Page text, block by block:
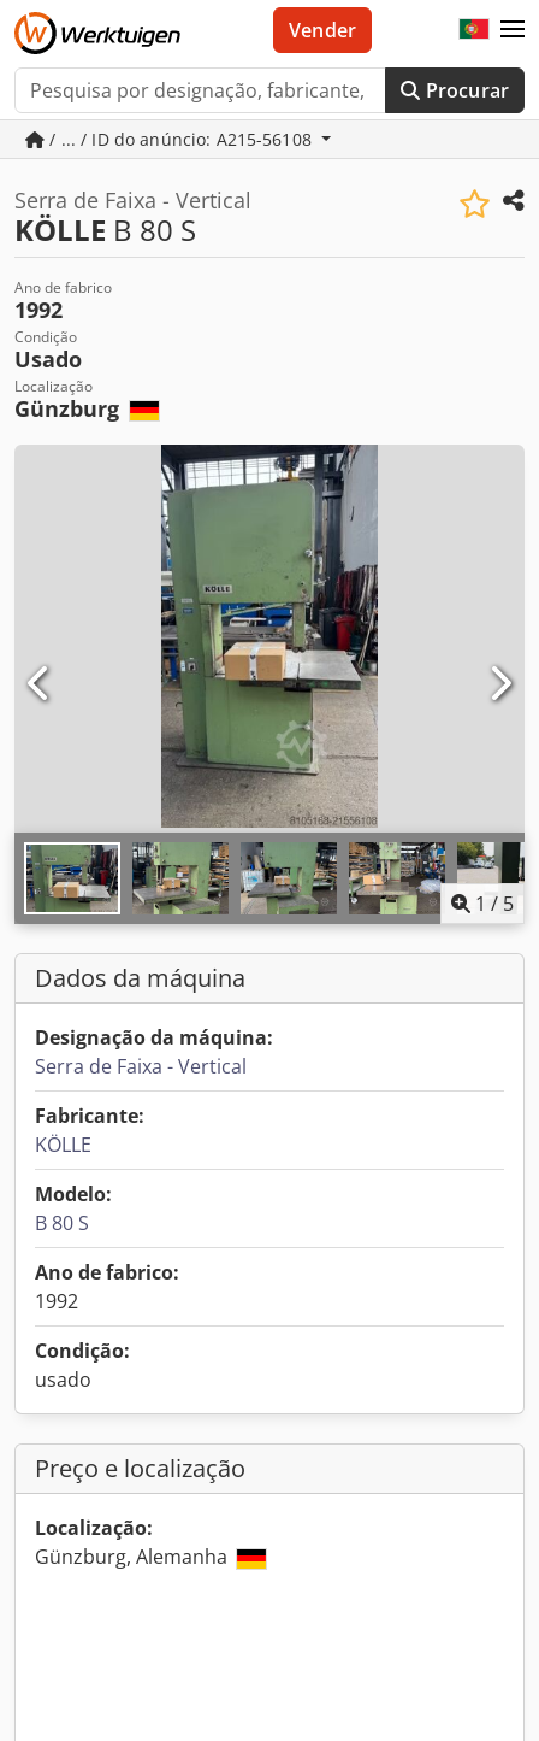
Procurar
Vender
/ ... / ID do anúncio: A215-56108
Serra de Faixa - Vertical
KÖLLE B 80 S
Ano de fabrico
1992
Condição
Usado
Localização
Günzburg
1 / 5
Dados da máquina
Designação da máquina:
Serra de Faixa - Vertical
Fabricante:
KÖLLE
Modelo:
B 80 S
Ano de fabrico:
1992
Condição:
usado
Preço e localização
Localização:
Günzburg, Alemanha